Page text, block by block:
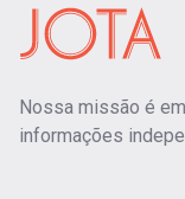
Nossa missão é
informações